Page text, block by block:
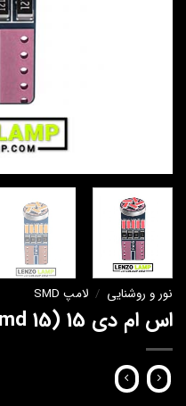
نور و روشنایی / لامپ SMD
اس ام دی 15 (15 smd) کنباس دار